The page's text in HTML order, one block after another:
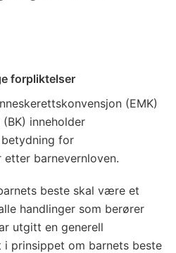
forpliktelser
(EMK)
inneholder
for
etter barnevernloven.
beste skal være et
handlinger som berører
utgitt en generell
i prinsippet om barnets beste